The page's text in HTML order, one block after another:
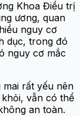
Khoa Điều trị
ương, quan
nguy cơ
dục, trong đó
nguy cơ mắc
mai rất yếu nên
vẫn có thể
an toàn.